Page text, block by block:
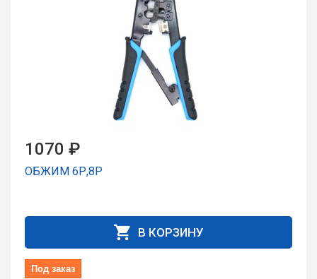
1070 ₽
ОБЖИМ 6Р,8Р
В КОРЗИНУ
Под заказ